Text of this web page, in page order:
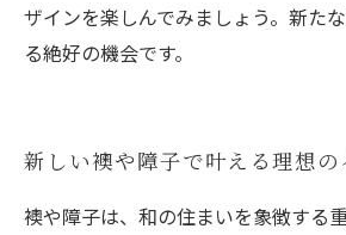
ザインを楽しんでみましょう。新た
る絶好の機会です。
新しい襖や障子で叶える理想の
襖や障子は、和の住まいを象徴する